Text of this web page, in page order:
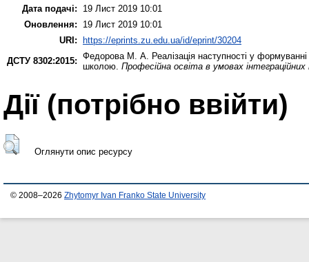
Дата подачі:
19 Лист 2019 10:01
Оновлення:
19 Лист 2019 10:01
URI:
https://eprints.zu.edu.ua/id/eprint/30204
ДСТУ 8302:2015: Федорова М. А. Реалізація наступності у
школою. Професійна освіта в умовах
Дії ​​(потрібно ввійти)
Оглянути опис ресурсу
© 2008–2026 Zhytomyr Ivan Franko State University